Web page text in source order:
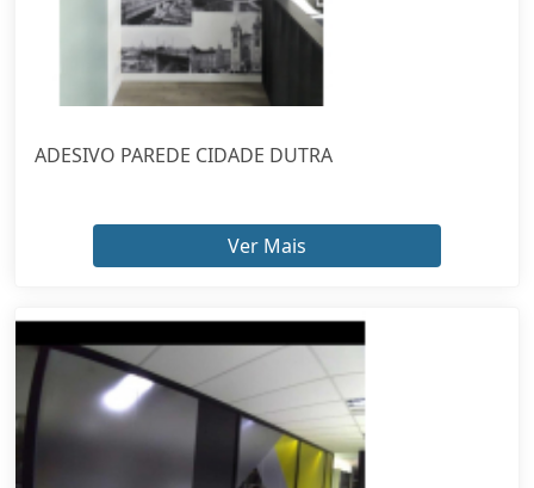
ADESIVO PAREDE CIDADE DUTRA
Ver Mais